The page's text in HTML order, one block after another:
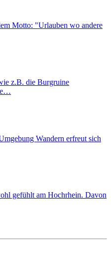
Motto: "Urlauben wo andere
z.B. die Burgruine
Wandern erfreut sich
gefühlt am Hochrhein. Davon